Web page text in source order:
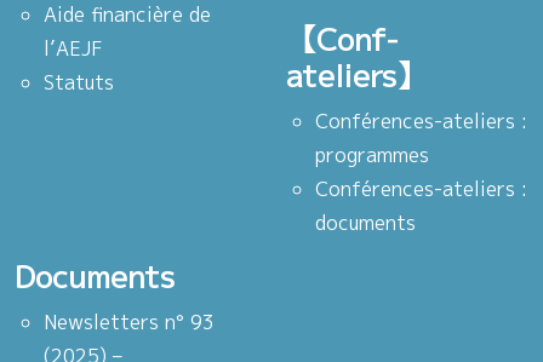
Aide financière de
l’AEJF
Statuts
【Conf-
ateliers】
Conférences-ateliers :
programmes
Conférences-ateliers :
documents
Documents
Newsletters n° 93
(2025) –